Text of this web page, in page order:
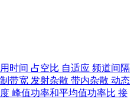
时间 占空比 自适应 频道间隔
带宽 发射杂散 带内杂散 动态
峰值功率和平均值功率比 接